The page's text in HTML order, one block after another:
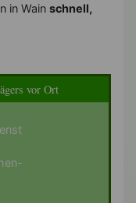
in Wain schnell,
vor Ort